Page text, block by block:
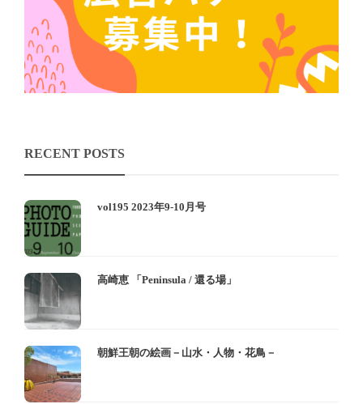
RECENT POSTS
vol195 2023年9-10月号
高崎恵 「Peninsula / 還る場」
朝鮮王朝の絵画－山水・人物・花鳥－